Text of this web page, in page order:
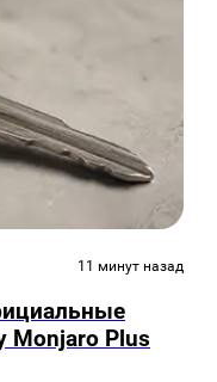
11 минут назад
Monjaro Plus